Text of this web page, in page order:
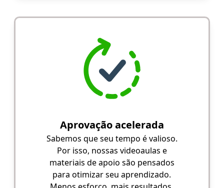
Aprovação acelerada
Sabemos que seu tempo é valioso.
Por isso, nossas videoaulas e
materiais de apoio são pensados
para otimizar seu aprendizado.